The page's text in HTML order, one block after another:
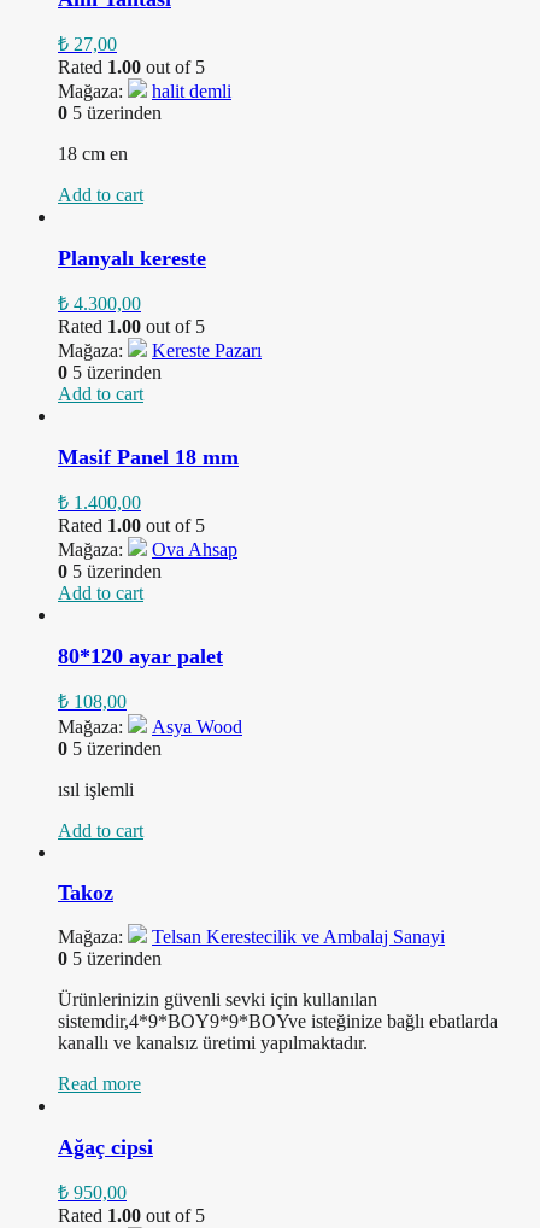
₺ 27,00
Rated 1.00 out of 5
Mağaza:
halit demli
0 5 üzerinden
18 cm en
Add to cart
Planyalı kereste
₺ 4.300,00
Rated 1.00 out of 5
Mağaza:
Kereste Pazarı
0 5 üzerinden
Add to cart
Masif Panel 18 mm
₺ 1.400,00
Rated 1.00 out of 5
Mağaza:
Ova Ahsap
0 5 üzerinden
Add to cart
80*120 ayar palet
₺ 108,00
Mağaza:
Asya Wood
0 5 üzerinden
ısıl işlemli
Add to cart
Takoz
Mağaza:
Telsan Kerestecilik ve Ambalaj Sanayi
0 5 üzerinden
Ürünlerinizin güvenli sevki için kullanılan
sistemdir,4*9*BOY9*9*BOYve isteğinize bağlı ebatlarda
kanallı ve kanalsız üretimi yapılmaktadır.
Read more
Ağaç cipsi
₺ 950,00
Rated 1.00 out of 5